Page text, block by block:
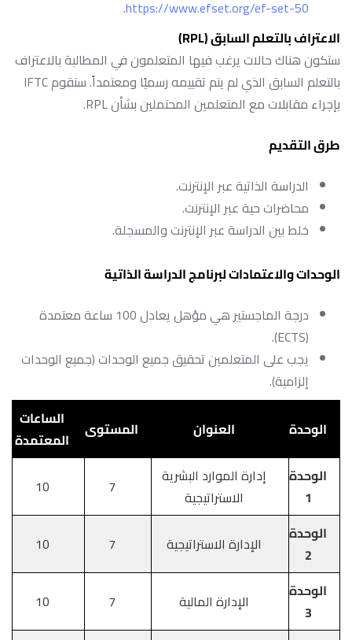
https://www.efset.org/ef-set-50
.
الاعتراف بالتعلم السابق (RPL)
ستكون هناك حالات يرغب فيها المتعلمون في المطالبة بالاعتراف
بالتعلم السابق الذي لم يتم تقييمه رسميًا ومعتمداً. ستقوم IFTC
بإجراء مقابلات مع المتعلمين المحتملين بشأن RPL.
طرق التقديم
الدراسة الذاتية عبر الإنترنت.
محاضرات حية عبر الإنترنت.
خلط بين الدراسة عبر الإنترنت والمسجلة.
الوحدات والاعتمادات لبرنامج الدراسة الذاتية
درجة الماجستير هي مؤهل يعادل 100 ساعة معتمدة
(ECTS).
يجب على المتعلمين تحقيق جميع الوحدات (جميع الوحدات
إلزامية).
الوحدة العنوان المستوى
الساعات
المعتمدة
الوحدة
1
إدارة الموارد البشرية
الاستراتيجية
7
10
الوحدة
2
الإدارة الاستراتيجية 7
10
الوحدة
3
الإدارة المالية 7
10